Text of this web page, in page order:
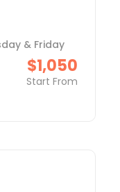
$1,050
Start From
& Friday